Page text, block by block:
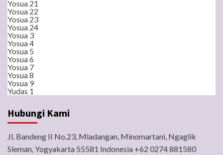
Yosua 21
Yosua 22
Yosua 23
Yosua 24
Yosua 3
Yosua 4
Yosua 5
Yosua 6
Yosua 7
Yosua 8
Yosua 9
Yudas 1
Hubungi Kami
Jl. Bandeng II No.23, Mladangan, Minomartani, Ngaglik
Sleman, Yogyakarta 55581 Indonesia +62 0274 881580